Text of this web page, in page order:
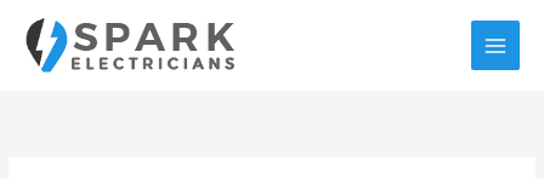
contenido